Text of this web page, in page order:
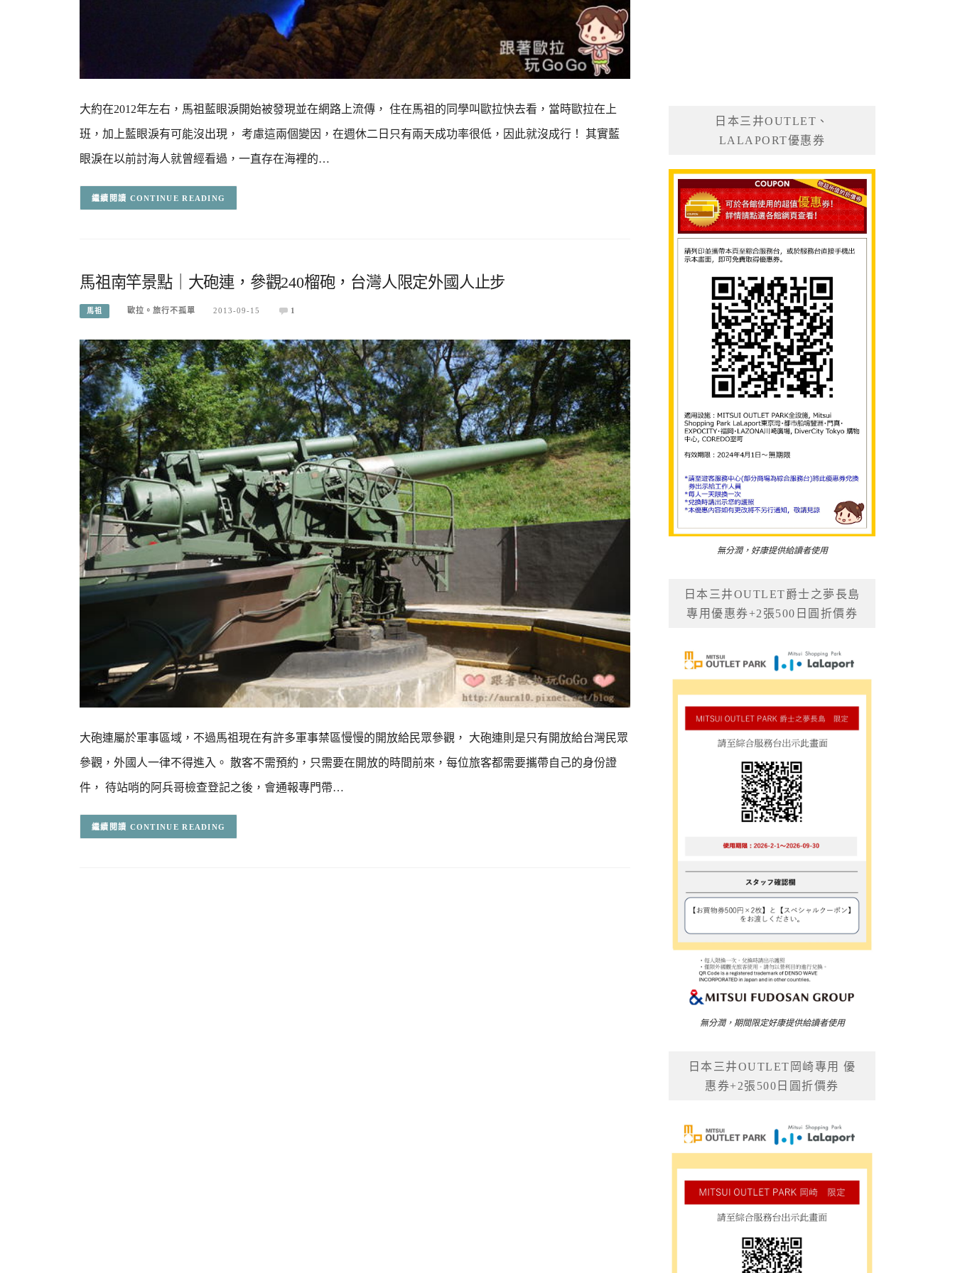
大約在2012年左右，馬祖藍眼淚開始被發現並在網路上流傳， 住在馬祖的同學叫歐拉快去看，當時歐拉在上
班，加上藍眼淚有可能沒出現， 考慮這兩個變因，在週休二日只有兩天成功率很低，因此就沒成行！ 其實藍
眼淚在以前討海人就曾經看過，一直存在海裡的…
CONTINUE READING
馬祖南竿景點｜大砲連，參觀240榴砲，台灣人限定外國人止步
馬祖 歐拉。旅行不孤單 2013-09-15 1
大砲連屬於軍事區域，不過馬祖現在有許多軍事禁區慢慢的開放給民眾參觀， 大砲連則是只有開放給台灣民眾
參觀，外國人一律不得進入。 散客不需預約，只需要在開放的時間前來，每位旅客都需要攜帶自己的身份證
件， 待站哨的阿兵哥檢查登記之後，會通報專門帶…
CONTINUE READING
日本三井OUTLET、
LALAPORT優惠券
無分潤，好康提供給讀者使用
日本三井OUTLET爵士之夢長島
專用優惠券+2張500日圓折價券
無分潤，期間限定好康提供給讀者使用
日本三井OUTLET岡崎專用 優
惠券+2張500日圓折價券